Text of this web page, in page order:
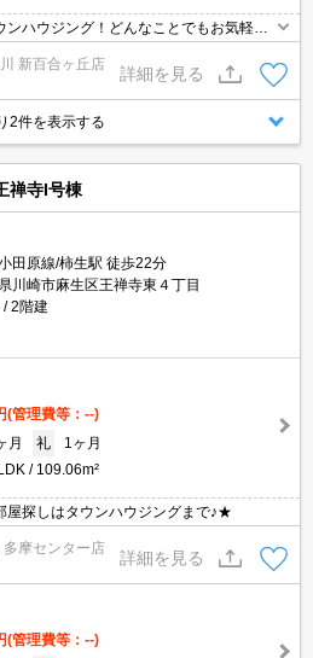
ハウジング！どんなことでもお気軽に
新百合ヶ丘店
詳細を見る
2件を表示する
禅寺I号棟
田原線/柿生駅 徒歩22分
川崎市麻生区王禅寺東４丁目
2階建
(管理費等：--)
月 礼
1ヶ月
109.06m²
屋探しはタウンハウジングまで♪★
摩センター店
詳細を見る
(管理費等：--)